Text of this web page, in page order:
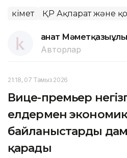
Үкімет ҚР Ақпарат және
Қанат Мәметқазыұлы
Авторлар
21:18, 07 Тамыз 2026
Вице-премьер
елдермен
байланыстарды
қарады